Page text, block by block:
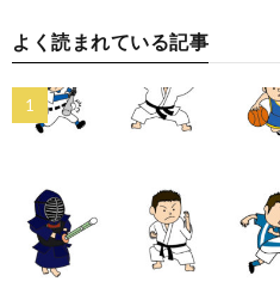
よく読まれている記事